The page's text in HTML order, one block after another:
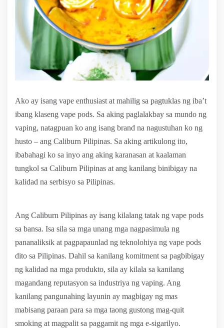
Ako ay isang vape enthusiast at mahilig sa pagtuklas ng iba’t
ibang klaseng vape pods. Sa aking paglalakbay sa mundo ng
vaping, natagpuan ko ang isang brand na nagustuhan ko ng
husto – ang Caliburn Pilipinas. Sa aking artikulong ito,
ibabahagi ko sa inyo ang aking karanasan at kaalaman
tungkol sa Caliburn Pilipinas at ang kanilang binibigay na
kalidad na serbisyo sa Pilipinas.
Ang Caliburn Pilipinas ay isang kilalang tatak ng vape pods
sa bansa. Isa sila sa mga unang mga nagpasimula ng
pananaliksik at pagpapaunlad ng teknolohiya ng vape pods
dito sa Pilipinas. Dahil sa kanilang komitment sa pagbibigay
ng kalidad na mga produkto, sila ay kilala sa kanilang
magandang reputasyon sa industriya ng vaping. Ang
kanilang pangunahing layunin ay magbigay ng mas
mabisang paraan para sa mga taong gustong mag-quit
smoking at magpalit sa paggamit ng mga e-sigarilyo.